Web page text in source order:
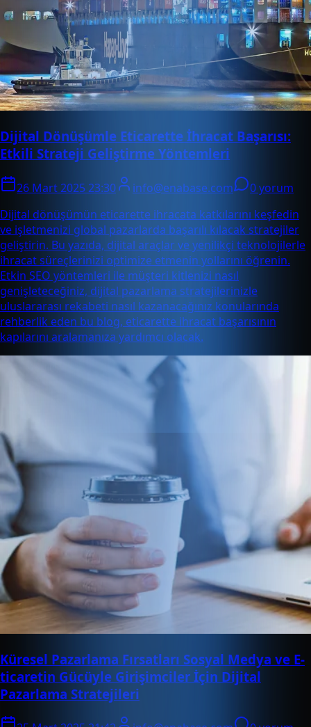
Dijital Dönüşümle Eticarette İhracat Başarısı:
Etkili Strateji Geliştirme Yöntemleri
26 Mart 2025 23:30 info@enabase.com
0 yorum
Dijital dönüşümün eticarette ihracata katkılarını keşfedin
ve işletmenizi global pazarlarda başarılı kılacak stratejiler
geliştirin. Bu yazıda, dijital araçlar ve yenilikçi teknolojilerle
ihracat süreçlerinizi optimize etmenin yollarını öğrenin.
Etkin SEO yöntemleri ile müşteri kitlenizi nasıl
genişleteceğiniz, dijital pazarlama stratejilerinizle
uluslararası rekabeti nasıl kazanacağınız konularında
rehberlik eden bu blog, eticarette ihracat başarısının
kapılarını aralamanıza yardımcı olacak.
Küresel Pazarlama Fırsatları Sosyal Medya ve E-
ticaretin Gücüyle Girişimciler İçin Dijital
Pazarlama Stratejileri